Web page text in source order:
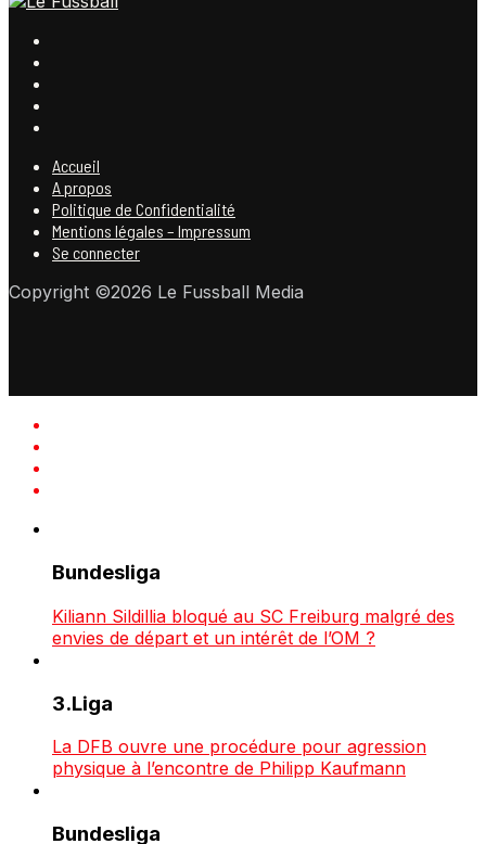
Accueil
A propos
Politique de Confidentialité
Mentions légales – Impressum
Se connecter
Copyright ©2026 Le Fussball Media
Bundesliga
Kiliann Sildillia bloqué au SC Freiburg malgré des
envies de départ et un intérêt de l’OM ?
3.Liga
La DFB ouvre une procédure pour agression
physique à l’encontre de Philipp Kaufmann
Bundesliga